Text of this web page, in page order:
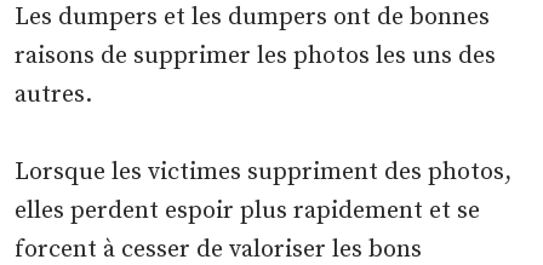
Les dumpers et les dumpers ont de bonnes
raisons de supprimer les photos les uns des
autres.
Lorsque les victimes suppriment des photos,
elles perdent espoir plus rapidement et se
forcent à cesser de valoriser les bons